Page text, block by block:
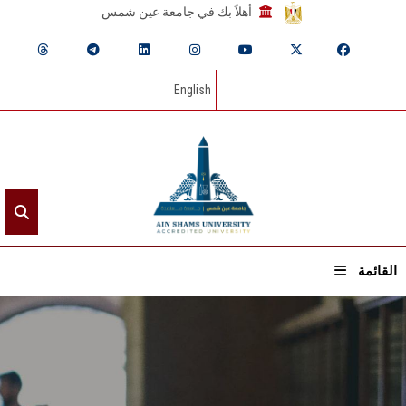
أهلاً بك في جامعة عين شمس
English
القائمة
الرئيسيـة
عن الجامعة